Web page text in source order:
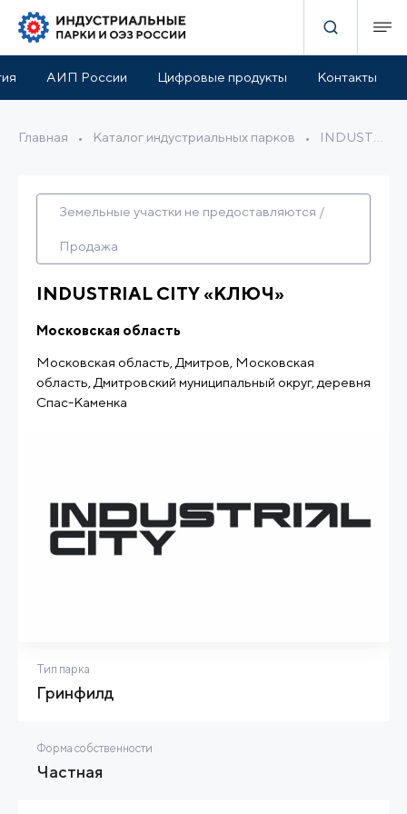
АИП России Цифровые продукты Контакты
Главная • Каталог индустриальных парков •
Льготы и поддержка Описание
Земельные участки не предоставляются /
Продажа
INDUSTRIAL CITY «КЛЮЧ»
Московская область
Московская область, Дмитров, Московская
область, Дмитровский муниципальный округ, деревня
Спас-Каменка
Тип парка
Гринфилд
Форма собственности
Частная